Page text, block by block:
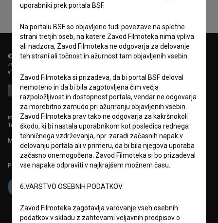
© 2018-2026, Filmoteka,
zavod za širjenje filmske kulture
v7.151.0
info@filmoteka.si
Tehnična pomoč: podpora@bsf.si
Mednarodna številka ISSN 2670-787X
Projekt sofinancira:
uporabniki prek portala BSF.
Na portalu BSF so objavljene tudi povezave na spletne
strani tretjih oseb, na katere Zavod Filmoteka nima vpliva
ali nadzora, Zavod Filmoteka ne odgovarja za delovanje
teh strani ali točnost in ažurnost tam objavljenih vsebin.
Zavod Filmoteka si prizadeva, da bi portal BSF deloval
nemoteno in da bi bila zagotovljena čim večja
razpoložljivost in dostopnost portala, vendar ne odgovarja
za morebitno zamudo pri ažuriranju objavljenih vsebin.
Zavod Filmoteka prav tako ne odgovarja za kakršnokoli
škodo, ki bi nastala uporabnikom kot posledica rednega
tehničnega vzdrževanja, npr. zaradi začasnih napak v
delovanju portala ali v primeru, da bi bila njegova uporaba
začasno onemogočena. Zavod Filmoteka si bo prizadeval
vse napake odpraviti v najkrajšem možnem času.
6.VARSTVO OSEBNIH PODATKOV
Zavod Filmoteka zagotavlja varovanje vseh osebnih
podatkov v skladu z zahtevami veljavnih predpisov o